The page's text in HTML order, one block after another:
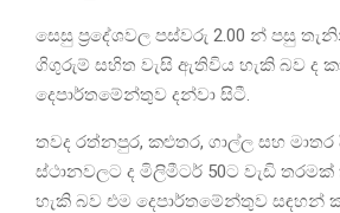
සෙසු ප්‍රදේශවල පස්වරු 2.00 න් පසු
ගිගුරුම් සහිත වැසි ඇතිවිය හැකි බව ද
දෙපාර්තමේන්තුව දන්වා සිටී.
තවද රත්නපුර, කළුතර, ගාල්ල සහ
ස්ථානවලට ද මිලිමීටර් 50ට වැඩි
හැකි බව එම දෙපාර්තමේන්තුව සඳහන්